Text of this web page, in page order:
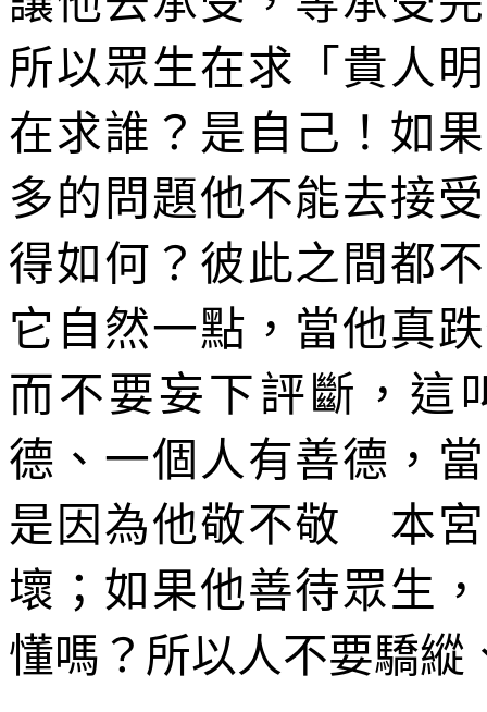
所以眾生在求「貴人
在求誰？是自己！如
多的問題他不能去接
得如何？彼此之間都
它自然一點，當他真
而不要妄下評斷，這
德、一個人有善德，
是因為他敬不敬 本
壞；如果他善待眾生
懂嗎？所以人不要驕縱